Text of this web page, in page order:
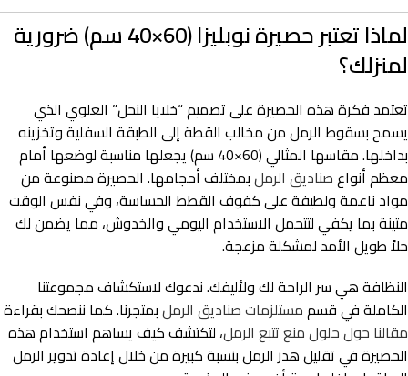
لماذا تعتبر حصيرة نوبليزا (60×40 سم) ضرورية
لمنزلك؟
تعتمد فكرة هذه الحصيرة على تصميم “خلايا النحل” العلوي الذي
يسمح بسقوط الرمل من مخالب القطة إلى الطبقة السفلية وتخزينه
بداخلها. مقاسها المثالي (60×40 سم) يجعلها مناسبة لوضعها أمام
معظم أنواعصناديق الرملبمختلف أحجامها. الحصيرة مصنوعة من
مواد ناعمة ولطيفة على كفوف القطط الحساسة، وفي نفس الوقت
متينة بما يكفي لتتحمل الاستخدام اليومي والخدوش، مما يضمن لك
حلاً طويل الأمد لمشكلة مزعجة.
النظافة هي سر الراحة لك ولأليفك. ندعوك لاستكشاف مجموعتنا
الكاملة في قسممستلزمات صناديق الرملبمتجرنا. كما ننصحك بقراءة
مقالنا حول حلول منع تتبع الرمل، لتكتشف كيف يساهم استخدام هذه
الحصيرة في تقليل هدر الرمل بنسبة كبيرة من خلال إعادة تدوير الرمل